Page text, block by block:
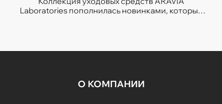
Laboratories пополнилась новинками, которые
О КОМПАНИИ